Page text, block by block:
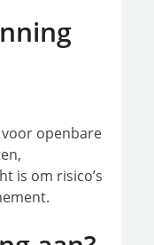
openbare
is om risico’s